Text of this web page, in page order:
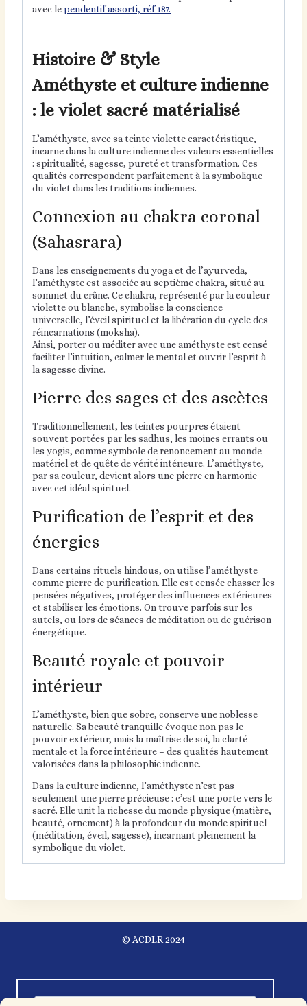
avec lependentif assorti, réf 187.
Histoire & Style
Améthyste et culture indienne
: le violet sacré matérialisé
L’améthyste, avec sa teinte violette caractéristique,
incarne dans la culture indienne des valeurs essentielles
: spiritualité, sagesse, pureté et transformation. Ces
qualités correspondent parfaitement à la symbolique
du violet dans les traditions indiennes.
Connexion au chakra coronal
(Sahasrara)
Dans les enseignements du yoga et de l’ayurveda,
l’améthyste est associée au septième chakra, situé au
sommet du crâne. Ce chakra, représenté par la couleur
violette ou blanche, symbolise la conscience
universelle, l’éveil spirituel et la libération du cycle des
réincarnations (moksha).
Ainsi, porter ou méditer avec une améthyste est censé
faciliter l’intuition, calmer le mental et ouvrir l’esprit à
la sagesse divine.
Pierre des sages et des ascètes
Traditionnellement, les teintes pourpres étaient
souvent portées par les sadhus, les moines errants ou
les yogis, comme symbole de renoncement au monde
matériel et de quête de vérité intérieure. L’améthyste,
par sa couleur, devient alors une pierre en harmonie
avec cet idéal spirituel.
Purification de l’esprit et des
énergies
Dans certains rituels hindous, on utilise l’améthyste
comme pierre de purification. Elle est censée chasser les
pensées négatives, protéger des influences extérieures
et stabiliser les émotions. On trouve parfois sur les
autels, ou lors de séances de méditation ou de guérison
énergétique.
Beauté royale et pouvoir
intérieur
L’améthyste, bien que sobre, conserve une noblesse
naturelle. Sa beauté tranquille évoque non pas le
pouvoir extérieur, mais la maîtrise de soi, la clarté
mentale et la force intérieure – des qualités hautement
valorisées dans la philosophie indienne.
Dans la culture indienne, l’améthyste n’est pas
seulement une pierre précieuse : c’est une porte vers le
sacré. Elle unit la richesse du monde physique (matière,
beauté, ornement) à la profondeur du monde spirituel
(méditation, éveil, sagesse), incarnant pleinement la
symbolique du violet.
© ACDLR 2024